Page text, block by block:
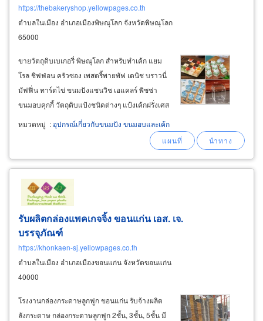
https://thebakeryshop.yellowpages.co.th
ตำบลในเมือง อำเภอเมืองพิษณุโลก จังหวัดพิษณุโลก
65000
ขายวัตถุดิบเบเกอรี่ พิษณุโลก สำหรับทำเค้ก แยม
โรล ชิฟฟ่อน ครัวซอง เพสตรี้พายพัฟ เดนิช บราวนี่
มัฟฟิ่น ทาร์ตไข่ ขนมปังแซนวิช เอแคลร์ พิซซ่า
ขนมอบคุกกี้ วัตถุดิบแป้งชนิดต่างๆ แป้งเค้กฝรั่งเศส
t45, t55, แป้งไรย์ t170 แป้งขนมปังญี่ปุ่น แป้ง
ขนมปังเกาหลี แป้งมะพร้าว แป้งทอดทำขนม ยีสต์
หมวดหมู่ : อุปกรณ์เกี่ยวกับขนมปัง ขนมอบและเค้ก
รับผลิตกล่องแพคเกจจิ้ง ขอนแก่น เอส. เจ.
บรรจุภัณฑ์
https://khonkaen-sj.yellowpages.co.th
ตำบลในเมือง อำเภอเมืองขอนแก่น จังหวัดขอนแก่น
40000
โรงงานกล่องกระดาษลูกฟูก ขอนแก่น รับจ้างผลิต
ลังกระดาษ กล่องกระดาษลูกฟูก 2ชั้น, 3ชั้น, 5ชั้น มี